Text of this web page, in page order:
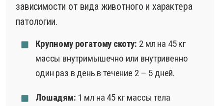
зависимости от вида животного и характера
патологии.
Крупному рогатому скоту: 2 мл на 45 кг
массы внутримышечно или внутривенно
один раз в день в течение 2 — 5 дней.
Лошадям: 1 мл на 45 кг массы тела